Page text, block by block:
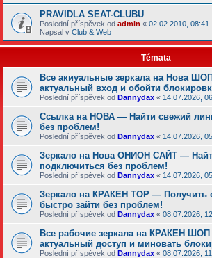
PRAVIDLA SEAT-CLUBU
Poslední příspěvek od admin « 02.02.2010, 08:41
Napsal v Club & Web
Témata
Все акиуальные зеркала на Нова
актуальный вход и обойти
Poslední příspěvek od Dannydax « 14.07.2026,
Ссылка на НОВА — Найти свежий
без проблем!
Poslední příspěvek od Dannydax « 14.07.2026,
Зеркало на Нова ОНИОН САЙТ —
подключиться без проблем!
Poslední příspěvek od Dannydax « 14.07.2026,
Зеркало на КРАКЕН ТОР — Получить
быстро зайти без проблем!
Poslední příspěvek od Dannydax « 08.07.2026,
Все рабочие зеркала на КРАКЕН ШОП
актуальный доступ и миновать
Poslední příspěvek od Dannydax « 08.07.2026,